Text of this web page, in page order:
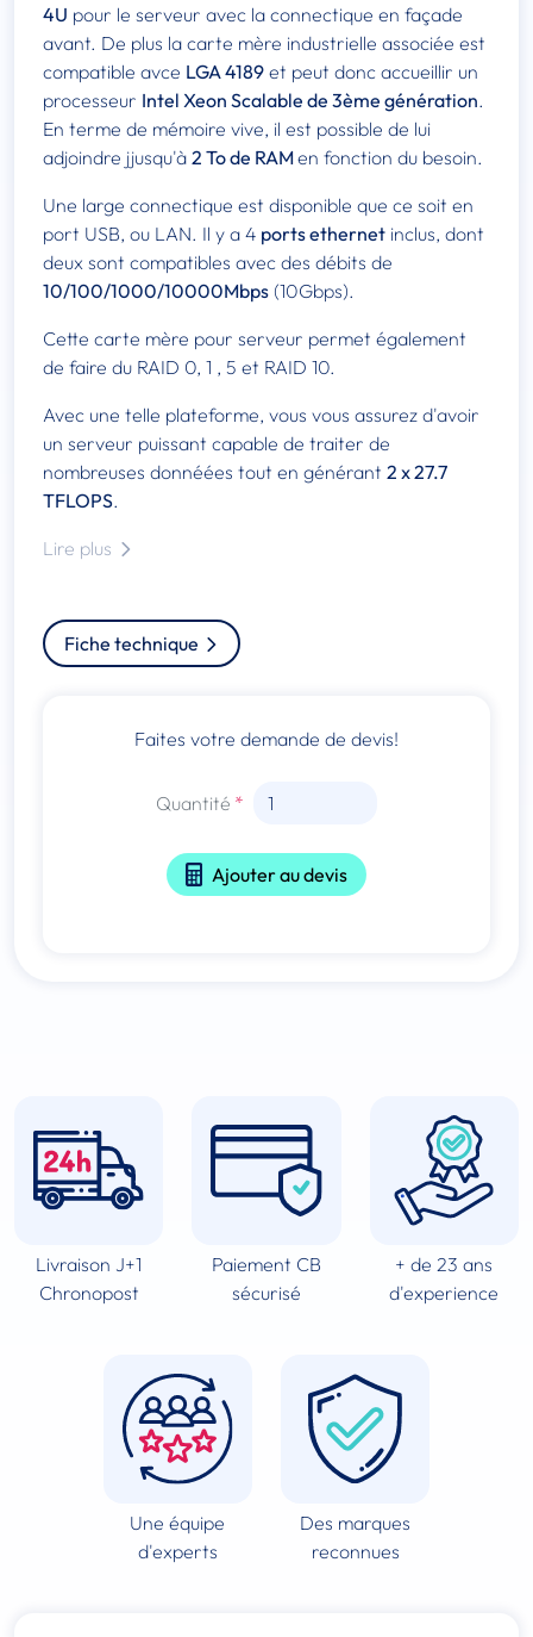
4U pour le serveur avec la connectique en façade
avant. De plus la carte mère industrielle associée est
compatible avce LGA 4189 et peut donc accueillir un
processeur Intel Xeon Scalable de 3ème génération.
En terme de mémoire vive, il est possible de lui
adjoindre jjusqu'à 2 To de RAMen fonction du besoin.
Une large connectique est disponible que ce soit en
port USB, ou LAN. Il y a 4 ports ethernet inclus, dont
deux sont compatibles avec des débits de
10/100/1000/10000Mbps (10Gbps).
Cette carte mère pour serveur permet également
de faire du RAID 0, 1 , 5 et RAID 10.
Avec une telle plateforme, vous vous assurez d'avoir
un serveur puissant capable de traiter de
nombreuses donnéées tout en générant 2 x 27.7
TFLOPS.
Lire plus
Fiche technique
Faites votre demande de devis!
Quantité
Ajouter au devis
Livraison J+1
Chronopost
Paiement CB
sécurisé
+ de 23 ans
d'experience
Une équipe
d'experts
Des marques
reconnues